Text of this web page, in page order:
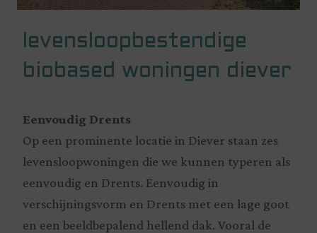
levensloopbestendige
biobased woningen diever
Eenvoudig Drents
Op een prominente locatie in Diever staan zes
levensloopwoningen die we kunnen typeren als
eenvoudig en Drents. Eenvoudig in
verschijningsvorm en Drents met een lage goot
en een beeldbepalend hellend dak. Vooral de